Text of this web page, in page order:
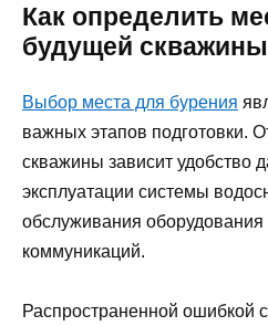
Как определить
будущей скважины
Выбор места для бурения
важных этапов подготовки.
скважины зависит удобство
эксплуатации системы
обслуживания оборудования
коммуникаций.
Распространенной ошибкой